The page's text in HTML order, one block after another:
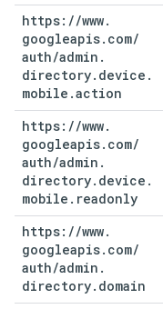
https: //www.
googleapis. com/
auth/admin .
directory. device .
mobile .action
https: //www.
googleapis. com/
auth/admin .
directory. device .
mobile . readonly
https: //www.
googleapis. com/
auth/admin .
directory. domain